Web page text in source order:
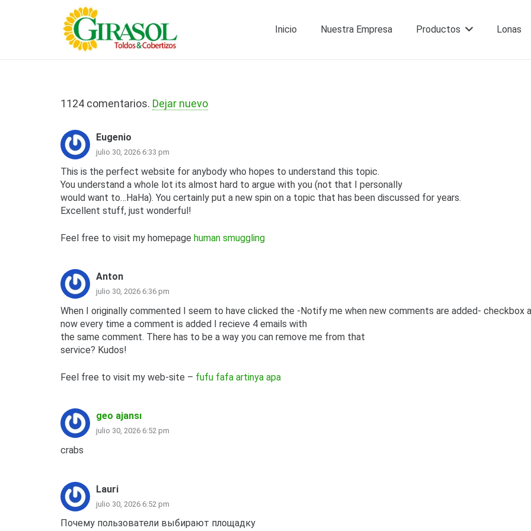
Inicio Nuestra Empresa Productos Lonas
1124 comentarios. Dejar nuevo
Eugenio
julio 30, 2026 6:33 pm
This is the perfect website for anybody who hopes to understand this topic.
You understand a whole lot its almost hard to argue with you (not that I personally
would want to…HaHa). You certainly put a new spin on a topic that has been discussed for years.
Excellent stuff, just wonderful!
Feel free to visit my homepage human smuggling
Anton
julio 30, 2026 6:36 pm
When I originally commented I seem to have clicked the -Notify me when new comments are added- checkbox
now every time a comment is added I recieve 4 emails with
the same comment. There has to be a way you can remove me from that
service? Kudos!
Feel free to visit my web-site – fufu fafa artinya apa
geo ajansı
julio 30, 2026 6:52 pm
crabs
Lauri
julio 30, 2026 6:52 pm
Почему пользователи выбирают площадку